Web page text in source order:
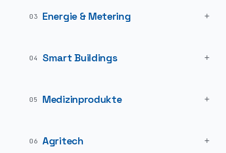
03 Energie & Metering +
04 Smart Buildings +
05 Medizinprodukte +
06 Agritech +